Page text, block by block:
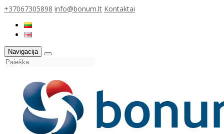
+37067305898 info@bonum.lt Kontaktai
Navigacija